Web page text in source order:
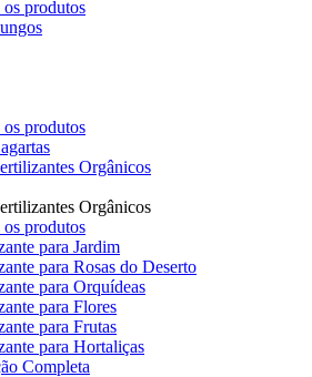
os produtos
os produtos
Orgânicos
Orgânicos
os produtos
para Jardim
para Rosas do Deserto
para Orquídeas
para Flores
para Frutas
para Hortaliças
Completa